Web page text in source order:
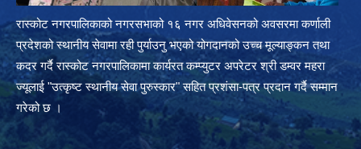
रास्कोट नगरपालिकाको नगरसभाको १६ नगर अधिवेसनको अवसरमा कर्णाली
प्रदेशको स्थानीय सेवामा रही पुर्याउनु भएको योगदानको उच्च मूल्याङ्कन तथा
कदर गर्दै रास्कोट नगरपालिकामा कार्यरत कम्प्युटर अपरेटर श्री डम्वर महरा
ज्यूलाई "उत्कृष्ट स्थानीय सेवा पुरुस्कार" सहित प्रशंसा-पत्र प्रदान गर्दै सम्मान
गरेको छ ।